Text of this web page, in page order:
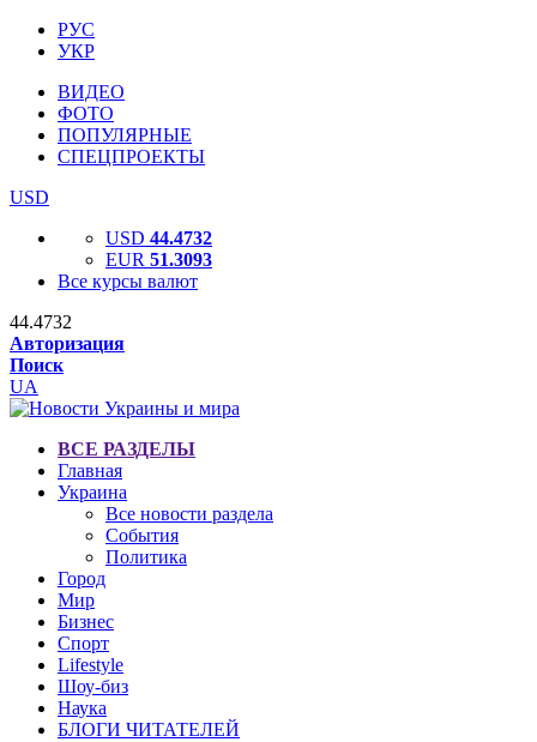
РУС
УКР
ВИДЕО
ФОТО
ПОПУЛЯРНЫЕ
СПЕЦПРОЕКТЫ
USD
USD 44.4732
EUR 51.3093
Все курсы валют
44.4732
Авторизация
Поиск
UA
ВСЕ РАЗДЕЛЫ
Главная
Украина
Все новости раздела
События
Политика
Город
Мир
Бизнес
Спорт
Lifestyle
Шоу-биз
Наука
БЛОГИ ЧИТАТЕЛЕЙ